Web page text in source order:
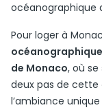
océanographique
Pour loger à
océanographique
de Monaco, où
deux pas de
l’ambiance